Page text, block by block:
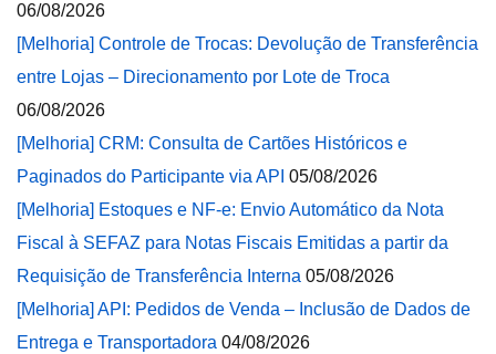
06/08/2026
[Melhoria] Controle de Trocas: Devolução de Transferência
entre Lojas – Direcionamento por Lote de Troca
06/08/2026
[Melhoria] CRM: Consulta de Cartões Históricos e
Paginados do Participante via API 05/08/2026
[Melhoria] Estoques e NF-e: Envio Automático da Nota
Fiscal à SEFAZ para Notas Fiscais Emitidas a partir da
Requisição de Transferência Interna 05/08/2026
[Melhoria] API: Pedidos de Venda – Inclusão de Dados de
Entrega e Transportadora 04/08/2026